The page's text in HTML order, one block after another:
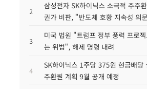
2
삼성전자 SK하이닉스 소극적 주주
권가 비판, "반도체 호황 지속성 의
3
미국 법원 "트럼프 정부 풍력 프로
는 위법", 해제 명령 내려
4
SK하이닉스 1주당 375원 현금배당
주환원 계획 9월 공개 예정